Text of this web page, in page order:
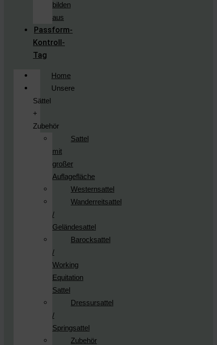
bilden
aus
Passform-
Kontroll-
Tag
Home
Unsere
Sättel
+
Zubehör
Sattel
mit
großer
Auflagefläche
Westernsattel
Wanderreitsattel
/
Geländesattel
Barocksattel
/
Working
Equitation
Sattel
Dressursattel
/
Springsattel
Zubehör